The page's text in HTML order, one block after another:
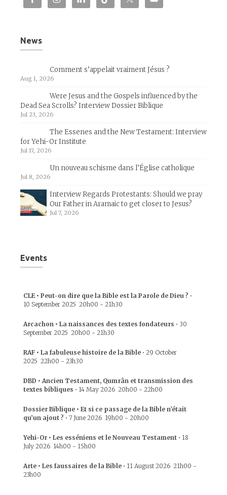
News
Comment s’appelait vraiment Jésus ?
Aug 1, 2026
Were Jesus and the Gospels influenced by the
Dead Sea Scrolls? Interview Dossier Biblique
Jul 23, 2026
The Essenes and the New Testament: Interview
for Yehi-Or Institute
Jul 17, 2026
Un nouveau schisme dans l’Église catholique
Jul 8, 2026
Interview Regards Protestants: Should we pray
Our Father in Aramaic to get closer to Jesus?
Jul 7, 2026
Events
CLE • Peut-on dire que la Bible est la Parole de Dieu ? •
10 September 2025 20h00 - 21h30
Arcachon • La naissances des textes fondateurs • 30
September 2025 20h00 - 21h30
RAF • La fabuleuse histoire de la Bible • 29 October
2025 22h00 - 23h30
DBD • Ancien Testament, Qumrân et transmission des
textes bibliques • 14 May 2026 20h00 - 22h00
Dossier Biblique • Et si ce passage de la Bible n’était
qu’un ajout ? • 7 June 2026 19h00 - 20h00
Yehi-Or • Les esséniens et le Nouveau Testament • 18
July 2026 14h00 - 15h00
Arte • Les faussaires de la Bible • 11 August 2026 21h00 -
23h00